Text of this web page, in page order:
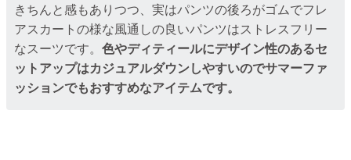
きちんと感もありつつ、実はパンツの後ろがゴムでフレ
アスカートの様な風通しの良いパンツはストレスフリー
なスーツです。色やディティールにデザイン性のあるセ
ットアップはカジュアルダウンしやすいのでサマーファ
ッションでもおすすめなアイテムです。